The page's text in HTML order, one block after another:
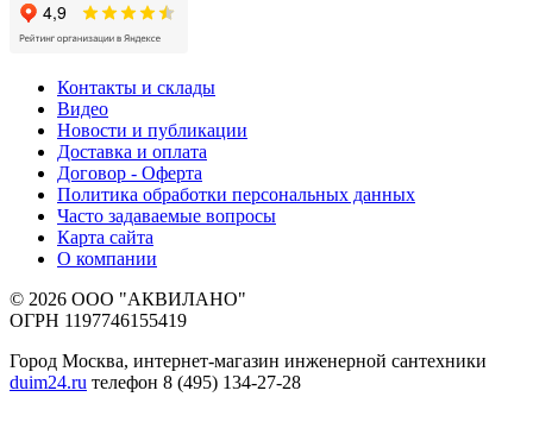
Контакты и склады
Видео
Новости и публикации
Доставка и оплата
Договор - Оферта
Политика обработки персональных данных
Часто задаваемые вопросы
Карта сайта
О компании
© 2026 ООО "АКВИЛАНО"
ОГРН 1197746155419
Город Москва, интернет-магазин инженерной сантехники
duim24.ru телефон 8 (495) 134-27-28